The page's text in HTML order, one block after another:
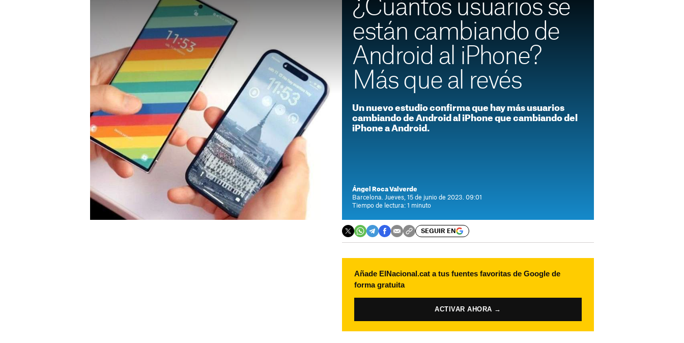
¿Cuántos usuarios se
están cambiando de
Android al iPhone?
Más que al revés
Un nuevo estudio confirma que hay más usuarios
cambiando de Android al iPhone que cambiando del
iPhone a Android.
Ángel Roca Valverde
Barcelona. Jueves, 15 de junio de 2023. 09:01
Tiempo de lectura: 1 minuto
SEGUIR EN
Añade ElNacional.cat a tus fuentes favoritas de Google de
forma gratuita
ACTIVAR AHORA →